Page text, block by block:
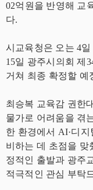
02억원을 반영해 교
다.
시교육청은 오는 4
15일 광주시의회 제
거쳐 최종 확정할 예
최승복 교육감 권한
물가로 어려움을 겪
한 환경에서 AI·디
비하는 데 초점을 맞
정적인 출발과 광주
적극적인 관심 부탁